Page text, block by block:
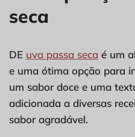
seca
DE uva passa seca é um
e uma ótima opção para
um sabor doce e uma
adicionada a diversas
sabor agradável.